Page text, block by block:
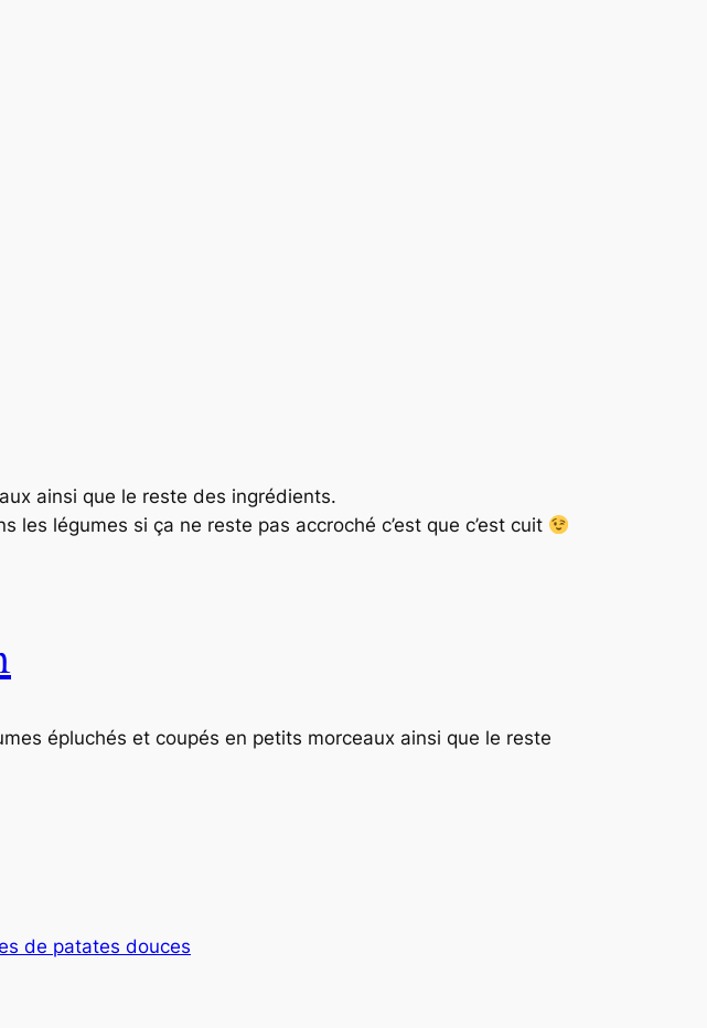
ainsi que le reste des ingrédients.
légumes si ça ne reste pas accroché c’est que c’est cuit
épluchés et coupés en petits morceaux ainsi que le reste
de patates douces